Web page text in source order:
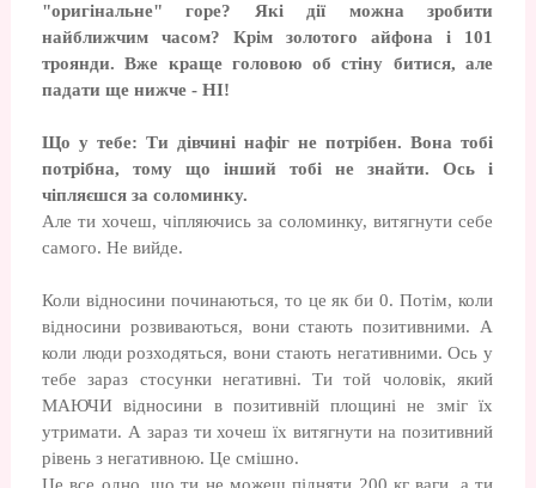
"оригінальне" горе? Які дії можна зробити
найближчим часом? Крім золотого айфона і 101
троянди. Вже краще головою об стіну битися, але
падати ще нижче - НІ!
Що у тебе: Ти дівчині нафіг не потрібен. Вона тобі
потрібна, тому що інший тобі не знайти. Ось і
чіпляєшся за соломинку.
Але ти хочеш, чіпляючись за соломинку, витягнути себе
самого. Не вийде.
Коли відносини починаються, то це як би 0. Потім, коли
відносини розвиваються, вони стають позитивними. А
коли люди розходяться, вони стають негативними. Ось у
тебе зараз стосунки негативні. Ти той чоловік, який
МАЮЧИ відносини в позитивній площині не зміг їх
утримати. А зараз ти хочеш їх витягнути на позитивний
рівень з негативною. Це смішно.